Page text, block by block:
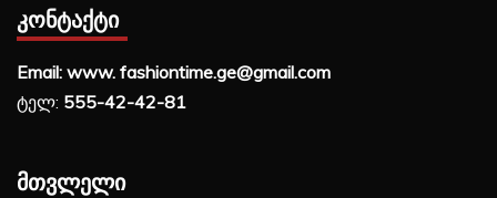
ᲙᲝᲜᲢᲐᲥᲢᲘ
Email: www. fashiontime.ge@gmail.com
ტელ: 555-42-42-81
ᲛᲗᲕᲚᲔᲚᲘ